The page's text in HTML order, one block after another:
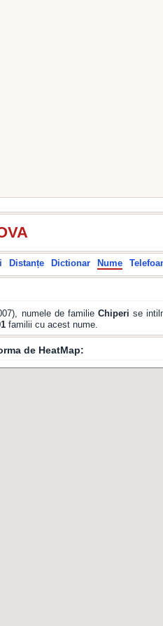
Distanțe Dictionar Nume
numele de familie Chiperi se
familii cu acest nume.
de HeatMap: